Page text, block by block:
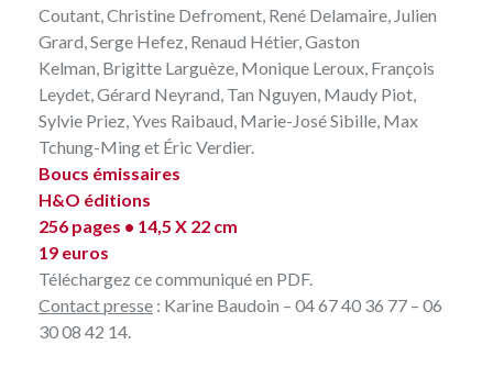
Coutant, Christine Defroment, René Delamaire, Julien
Grard, Serge Hefez, Renaud Hétier, Gaston
Kelman, Brigitte Larguèze, Monique Leroux, François
Leydet, Gérard Neyrand, Tan Nguyen, Maudy Piot,
Sylvie Priez, Yves Raibaud, Marie-José Sibille, Max
Tchung-Ming et Éric Verdier.
Boucs émissaires
H&O éditions
256 pages • 14,5 X 22 cm
19 euros
Téléchargez cecommuniqué en PDF.
Contact presse : Karine Baudoin – 04 67 40 36 77 – 06
30 08 42 14.